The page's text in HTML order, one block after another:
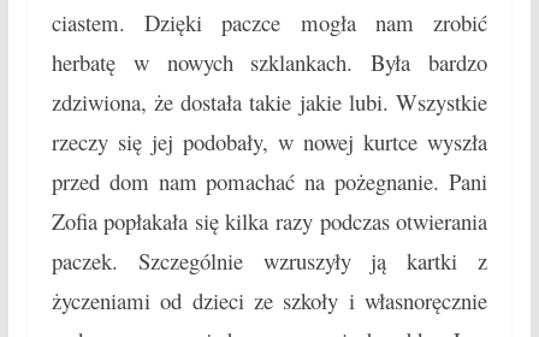
ciastem. Dzięki paczce mogła nam zrobić
herbatę w nowych szklankach. Była bardzo
zdziwiona, że dostała takie jakie lubi. Wszystkie
rzeczy się jej podobały, w nowej kurtce wyszła
przed dom nam pomachać na pożegnanie. Pani
Zofia popłakała się kilka razy podczas otwierania
paczek. Szczególnie wzruszyły ją kartki z
życzeniami od dzieci ze szkoły i własnoręcznie